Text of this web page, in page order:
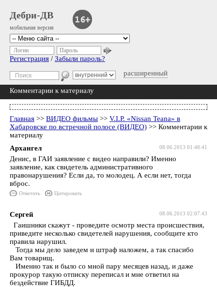
Дебри-ДВ
мобильная версия
расширенный
Логин Пароль
Регистрация / Забыли пароль?
Комментарии к материалу
Главная >> ВИДЕО фильмы >> V.I.P. «Nissan Teana» в
Хабаровске по встречной полосе (ВИДЕО) >> Комментарии к
материалу
08.06.2013 01:48:41
Архангел
Денис, в ГАИ заявление с видео направили? Именно
заявление, как свидетель административного
правонарушения? Если да, то молодец. А если нет, тогда
вброс.
Ответить Цитировать
08.06.2013 02:07:43
Сергей
Гаишники скажут - проведите осмотр места происшествия,
приведите несколько свидетелей нарушения, сообщите кто
правила нарушил.
Тогда мы дело заведем и штраф наложем, а так спасибо
Вам товарищ.
Именно так и было со мной пару месяцев назад, и даже
прокурор такую отписку переписал и мне ответил на
бездействие ГИБДД.